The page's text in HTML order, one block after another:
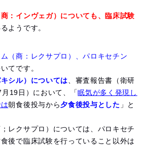
：インヴェガ）についても、臨床試験
ようです。
（商：レクサプロ）、パロキセチン
てです。
シル）については、審査報告書（衛研
19日）において、「眠気が多く発現し
朝食後投与から 夕食後投与とした 」と
レクサプロ）については、パロキセチ
後で臨床試験を行っていること以外は